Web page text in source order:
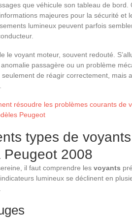
que véhicule son tableau de bord.
majeures pour la sécurité et
lumineux peuvent parfois
le voyant moteur, souvent redouté.
passagère ou un problème
de réagir correctement, mais
résoudre les problèmes courants de
Peugeot
types de
Peugeot 2008
il faut comprendre les voyants
lumineux se déclinent en